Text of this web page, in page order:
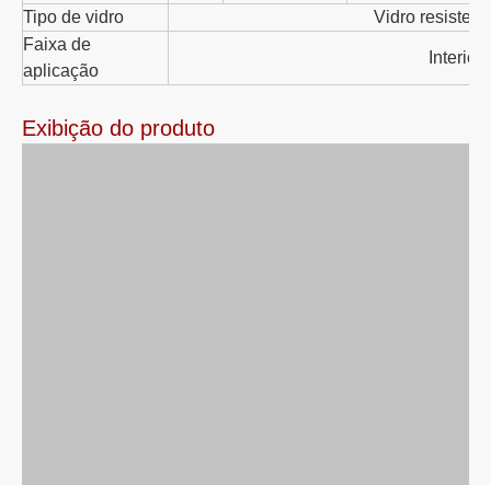
Tipo de vidro
Vidro
Faixa de
aplicação
Exibição do produto